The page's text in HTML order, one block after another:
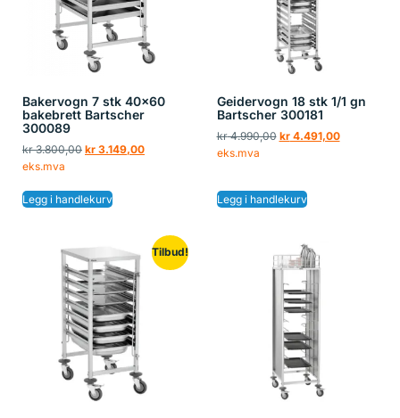
Bakervogn 7 stk 40×60
bakebrett Bartscher
300089
kr3.800,00 kr 3.149,00
eks.mva
Legg i handlekurv
Geidervogn 18 stk 1/1 gn
Bartscher 300181
kr4.990,00 kr4.491,00
eks.mva
Legg i handlekurv
Tilbud!